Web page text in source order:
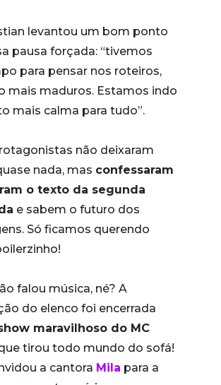
levantou um bom ponto
pausa forçada: “tivemos
para pensar nos roteiros,
mais maduros. Estamos indo
mais calma para tudo”.
não deixaram
nada, mas confessaram
o texto da segunda
e sabem o futuro dos
Só ficamos querendo
falou música, né? A
do elenco foi encerrada
maravilhoso do MC
tirou todo mundo do sofá!
a cantora Mila para a